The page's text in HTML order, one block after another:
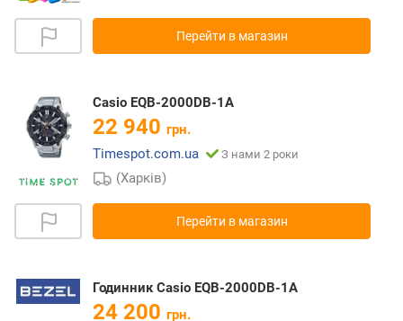
Перейти в магазин
Casio EQB-2000DB-1A
22 940 грн.
Timespot.com.ua
З нами 2 роки
(Харків)
Перейти в магазин
Годинник Casio EQB-2000DB-1A
24 200 грн.